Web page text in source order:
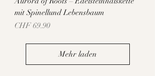
mit Spinellund Lebensbaum
Preis
CHF 69.90
Mehr laden